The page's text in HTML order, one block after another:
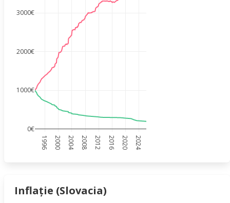
1996 2000 2004 2008 2012 2016 2020 2024
0€
1000€
2000€
3000€
Inflație (Slovacia)